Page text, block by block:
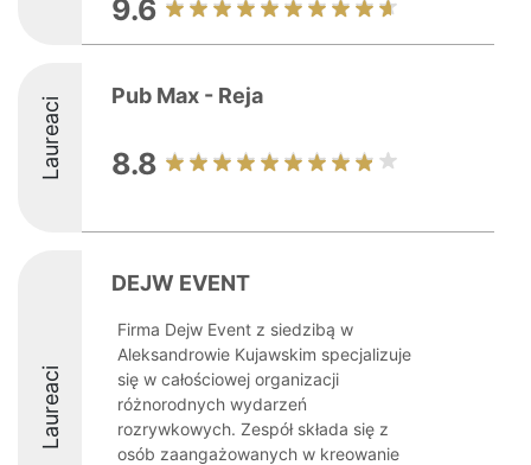
9.6
Laureaci Pub Max - Reja
8.8
Laureaci
DEJW EVENT
Firma Dejw Event z siedzibą w
Aleksandrowie Kujawskim specjalizuje
się w całościowej organizacji
różnorodnych wydarzeń
rozrywkowych. Zespół składa się z
osób zaangażowanych w kreowanie